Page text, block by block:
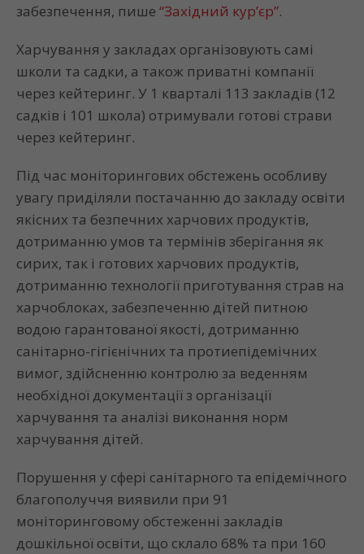
забезпечення, пише “Західний кур’єр”.
Харчування у закладах організовують самі
школи та садки, а також приватні компанії
через кейтеринг. У 1 кварталі 113 закладів (12
садків і 101 школа) отримували готові страви
через кейтеринг.
Під час моніторингових обстежень особливу
увагу приділяли постачанню до закладу освіти
якісних та безпечних харчових продуктів,
дотриманню умов та термінів зберігання як
сирих, так і готових харчових продуктів,
дотриманню технології приготування страв на
харчоблоках, забезпеченню дітей питною
водою гарантованої якості, дотриманню
санітарно-гігієнічних та протиепідемічних
вимог, здійсненню контролю за веденням
необхідної документації з організації
харчування та аналізі виконання норм
харчування дітей.
Порушення у сфері санітарного та епідемічного
благополуччя виявили при 91
моніторинговому обстеженні закладів
дошкільної освіти, що склало 68% та при 160